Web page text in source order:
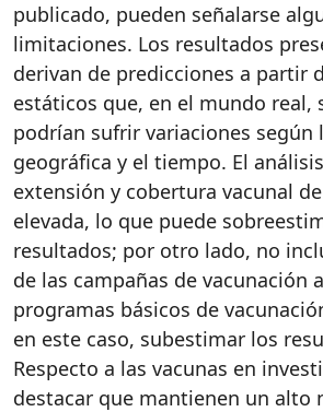
publicado, pueden señalarse
limitaciones. Los resultados
derivan de predicciones a partir
estáticos que, en el mundo real,
podrían sufrir variaciones según
geográfica y el tiempo. El
extensión y cobertura vacunal
elevada, lo que puede
resultados; por otro lado, no
de las campañas de vacunación
programas básicos de
en este caso, subestimar los
Respecto a las vacunas en
destacar que mantienen un alto